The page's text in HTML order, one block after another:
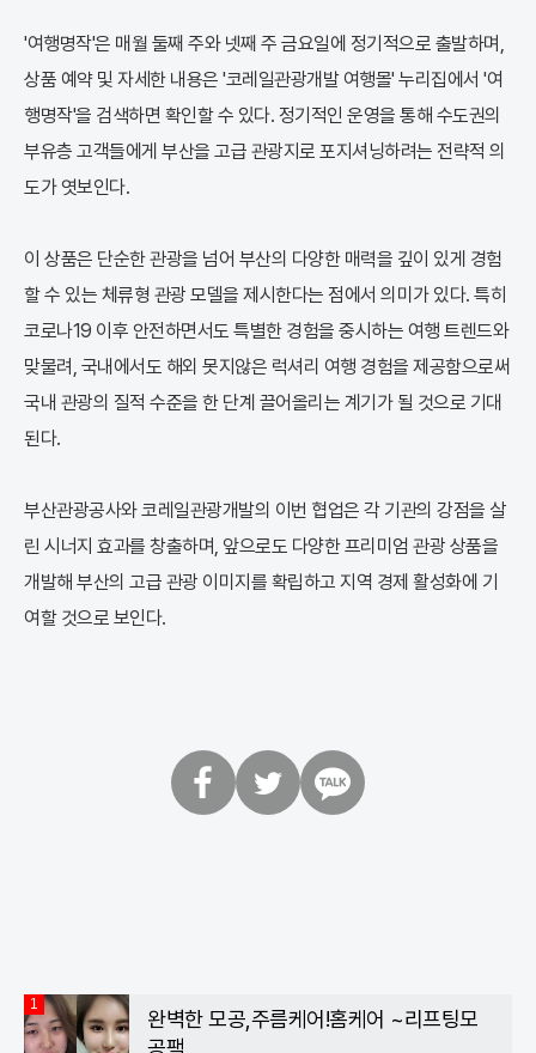
'여행명작'은 매월 둘째 주와 넷째 주 금요일에 정기적으로 출발하며,
상품 예약 및 자세한 내용은 '코레일관광개발 여행몰' 누리집에서 '여
행명작'을 검색하면 확인할 수 있다. 정기적인 운영을 통해 수도권의
부유층 고객들에게 부산을 고급 관광지로 포지셔닝하려는 전략적 의
도가 엿보인다.
이 상품은 단순한 관광을 넘어 부산의 다양한 매력을 깊이 있게 경험
할 수 있는 체류형 관광 모델을 제시한다는 점에서 의미가 있다. 특히
코로나19 이후 안전하면서도 특별한 경험을 중시하는 여행 트렌드와
맞물려, 국내에서도 해외 못지않은 럭셔리 여행 경험을 제공함으로써
국내 관광의 질적 수준을 한 단계 끌어올리는 계기가 될 것으로 기대
된다.
부산관광공사와 코레일관광개발의 이번 협업은 각 기관의 강점을 살
린 시너지 효과를 창출하며, 앞으로도 다양한 프리미엄 관광 상품을
개발해 부산의 고급 관광 이미지를 확립하고 지역 경제 활성화에 기
여할 것으로 보인다.
1
완벽한 모공,주름케어!홈케어 ~리프팅모
공팩